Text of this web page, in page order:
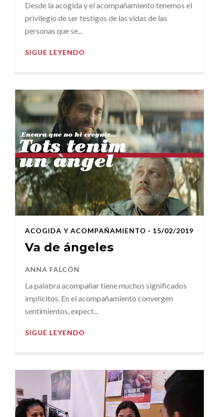
Desde la acogida y el acompañamiento tenemos el
privilegio de ser testigos de las vidas de las
personas que se...
SIGUE LEYENDO
ACOGIDA Y ACOMPAÑAMIENTO · 15/02/2019
Va de ángeles
ANNA FALCÓN
La palabra acompañar tiene muchos significados
implícitos. En el acompañamiento convergen
sentimientos, expect...
SIGUE LEYENDO